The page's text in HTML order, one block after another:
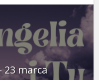
23 marca